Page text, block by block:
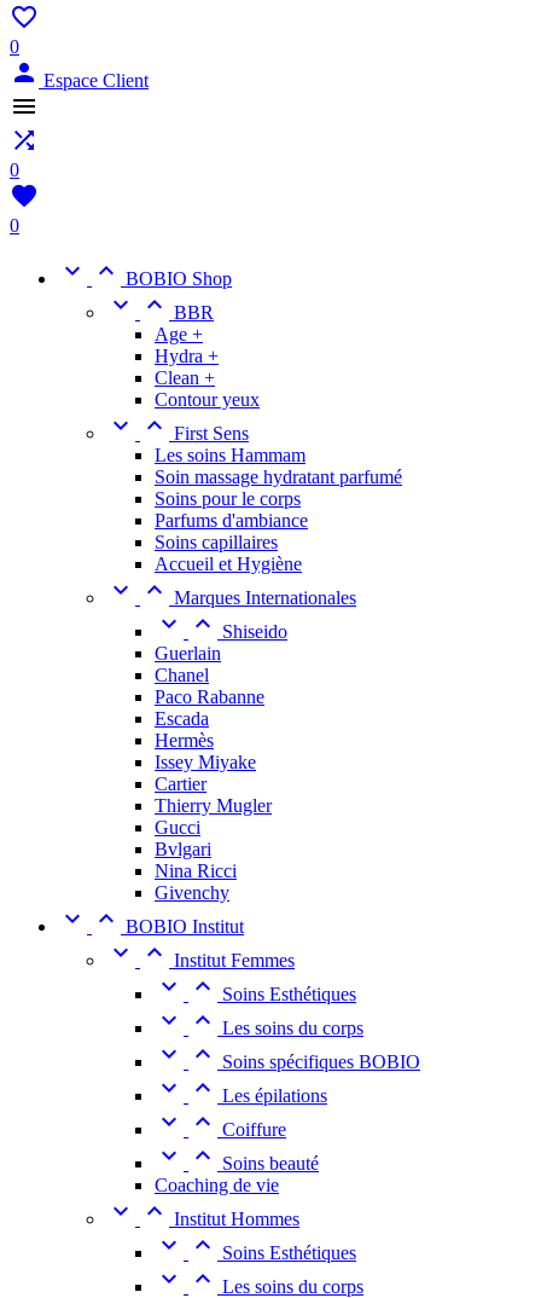

0
 Espace Client


0

0
  BOBIO Shop
  BBR
Age +
Hydra +
Clean +
Contour yeux
  First Sens
Les soins Hammam
Soin massage hydratant parfumé
Soins pour le corps
Parfums d'ambiance
Soins capillaires
Accueil et Hygiène
  Marques Internationales
 
Shiseido
Guerlain
Chanel
Paco Rabanne
Escada
Hermès
Issey Miyake
Cartier
Thierry Mugler
Gucci
Bvlgari
Nina Ricci
Givenchy
  BOBIO Institut
  Institut Femmes
  Soins Esthétiques
  Les soins du corps
  Soins spécifiques BOBIO
  Les épilations
  Coiffure
 
Soins beauté
Coaching de vie
  Institut Hommes
  Soins Esthétiques
  Les soins du corps